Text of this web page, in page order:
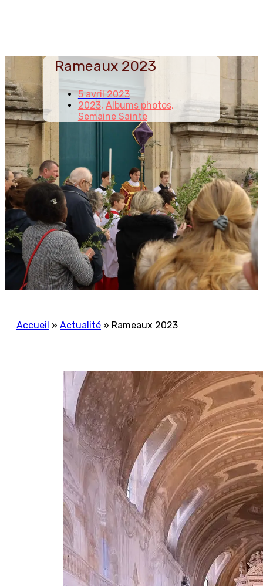
Rameaux 2023
5 avril 2023
2023, Albums photos,
Semaine Sainte
Accueil » Actualité » Rameaux 2023